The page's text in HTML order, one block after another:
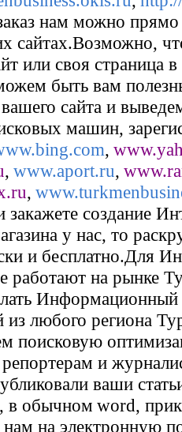
нам можно
сайтах.Возможно,
или своя страница
быть вам
сайта и
машин,
.bing.com, www.
, www.aport.ru, www.
.ru, www.
закажете создание
у нас, то
и бесплатно.Для
работают на рынке
Информационный
из любого региона
поисковую
и
ваши
в обычном word,
на электронную